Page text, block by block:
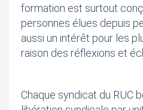
formation est surtout
personnes élues depuis
aussi un intérêt pour les
raison des réflexions et
Chaque syndicat du RUC